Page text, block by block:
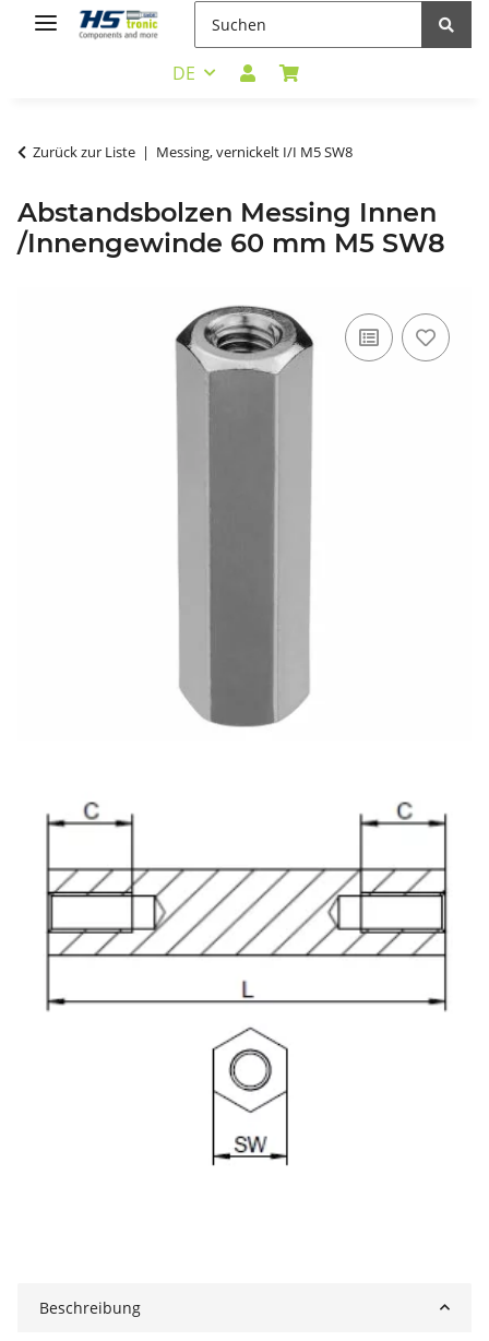
DE
Zurück zur Liste Messing, vernickelt I/I M5 SW8
Abstandsbolzen Messing Innen
/Innengewinde 60 mm M5 SW8
Beschreibung